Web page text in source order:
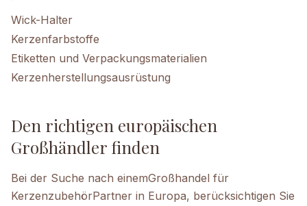
Wick-Halter
Kerzenfarbstoffe
Etiketten und Verpackungsmaterialien
Kerzenherstellungsausrüstung
Den richtigen europäischen
Großhändler finden
Bei der Suche nach einemGroßhandel für
KerzenzubehörPartner in Europa, berücksichtigen Sie